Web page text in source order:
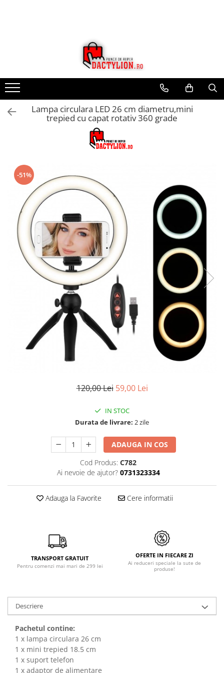
Lampa circulara LED 26 cm diametru,mini
trepied cu capat rotativ 360 grade
-51%
120,00 Lei 59,00 Lei
IN STOC
Durata de livrare: 2 zile
ADAUGA IN COS
Cod Produs: C782
Ai nevoie de ajutor? 0731323334
Adauga la Favorite Cere informatii
TRANSPORT GRATUIT
Pentru comenzi mai mari de 299 lei
OFERTE IN FIECARE ZI
Ai reduceri speciale la sute de
produse!
Descriere
Pachetul contine:
1 x lampa circulara 26 cm
1 x mini trepied 18.5 cm
1 x suport telefon
1 x adaptor de alimentare